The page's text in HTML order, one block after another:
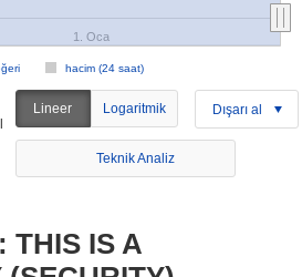
hacim (24 saat)
1. Oca
Lineer Logaritmik Dışarı al
Teknik Analiz
THIS IS A